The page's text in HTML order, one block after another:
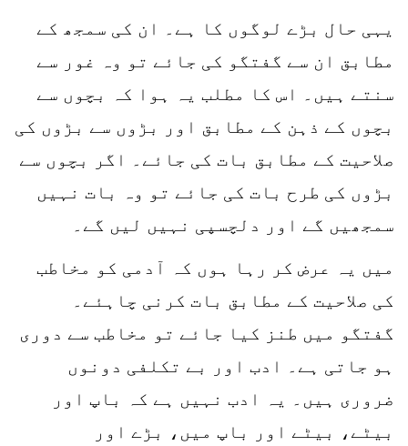
یہی حال بڑے لوگوں کا ہے۔ ان کی سمجھ کے
مطابق ان سے گفتگو کی جائے تو وہ غور سے
سنتے ہیں۔ اس کا مطلب یہ ہوا کہ بچوں سے
بچوں کے ذہن کے مطابق اور بڑوں سے بڑوں کی
صلاحیت کے مطابق بات کی جائے۔ اگر بچوں سے
بڑوں کی طرح بات کی جائے تو وہ بات نہیں
سمجھیں گے اور دلچسپی نہیں لیں گے۔
میں یہ عرض کر رہا ہوں کہ آدمی کو مخاطب
کی صلاحیت کے مطابق بات کرنی چاہئے۔
گفتگو میں طنز کیا جائے تو مخاطب سے دوری
ہو جاتی ہے۔ ادب اور بے تکلفی دونوں
ضروری ہیں۔ یہ ادب نہیں ہے کہ باپ اور
بیٹے، بیٹے اور باپ میں، بڑے اور